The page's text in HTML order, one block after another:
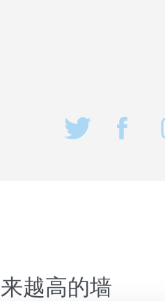
越高的墙